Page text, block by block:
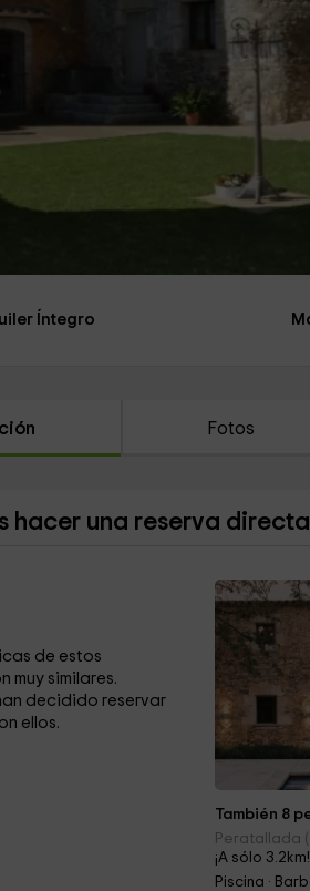
Íntegro
Fotos
hacer una reserva
de estos
muy similares.
decidido reservar
ellos.
También 8
Peratallada
¡A sólo 3.2km!
Piscina ·